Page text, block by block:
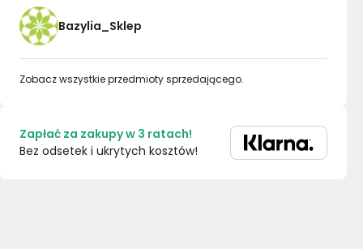
Bazylia_Sklep
Zobacz wszystkie przedmioty sprzedającego.
Zapłać za zakupy w 3 ratach!
Bez odsetek i ukrytych kosztów!